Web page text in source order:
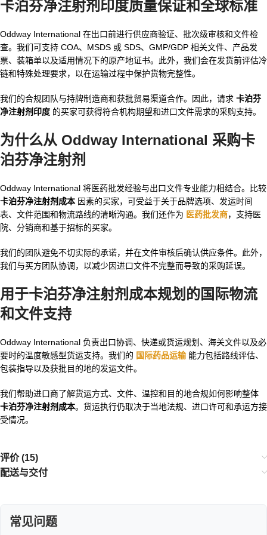
卡泊芬净注射剂印度质量保证和全球标准
Oddway International 在出口前进行供应商验证、批次级审核和文件检
查。我们可支持 COA、MSDS 或 SDS、GMP/GDP 相关文件、产品发
票、装箱单以及适用情况下的原产地证书。此外，我们会在发货前评估冷
链和特殊处理要求，以在运输过程中保护货物完整性。
我们的合规团队与持牌制造商和获批贸易渠道合作。因此，请求 卡泊芬
净注射剂印度 的买家可获得符合机构期望和进口文件需求的采购支持。
为什么从 Oddway International 采购卡
泊芬净注射剂
Oddway International 将医药批发经验与出口文件专业能力相结合。比较
卡泊芬净注射剂成本 因素的买家，可受益于关于品牌选项、发运时间
表、文件范围和物流路线的清晰沟通。我们还作为 医药批发商，支持医
院、分销商和基于招标的买家。
我们的团队避免不切实际的承诺，并在文件审核后确认供应条件。此外，
我们与买方团队协调，以减少因进口文件不完整而导致的采购延误。
用于卡泊芬净注射剂成本规划的国际物流
和文件支持
Oddway International 负责出口协调、快递或货运规划、海关文件以及必
要时的温度敏感型货运支持。我们的 国际药品运输能力包括路线评估、
包装指导以及获批目的地的发运文件。
我们帮助进口商了解货运方式、文件、温控和目的地合规如何影响整体
卡泊芬净注射剂成本。货运执行仍取决于当地法规、进口许可和承运方接
受情况。
评价 (15)
配送与交付
常见问题